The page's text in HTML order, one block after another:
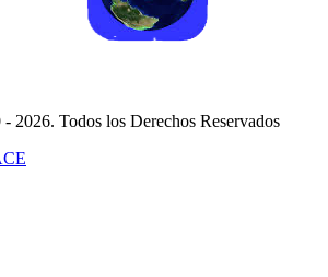
2026. Todos los Derechos Reservados